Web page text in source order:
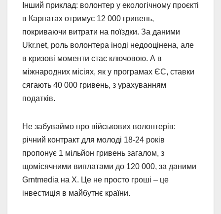
Інший приклад: волонтер у екологічному проєкті
в Карпатах отримує 12 000 гривень,
покриваючи витрати на поїздки. За даними
Ukr.net, роль волонтера іноді недооцінена, але
в кризові моменти стає ключовою. А в
міжнародних місіях, як у програмах ЄС, ставки
сягають 40 000 гривень, з урахуванням
податків.
Не забуваймо про військових волонтерів:
річний контракт для молоді 18-24 років
пропонує 1 мільйон гривень загалом, з
щомісячними виплатами до 120 000, за даними
Grntmedia на X. Це не просто гроші – це
інвестиція в майбутнє країни.